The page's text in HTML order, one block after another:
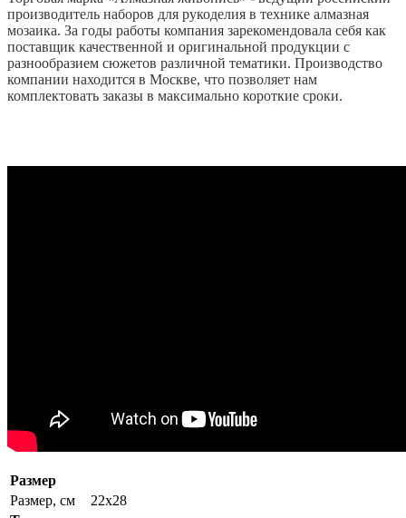
производитель наборов для рукоделия в технике алмазная
мозаика. За годы работы компания зарекомендовала себя как
поставщик качественной и оригинальной продукции с
разнообразием сюжетов различной тематики. Производство
компании находится в Москве, что позволяет нам
комплектовать заказы в максимально короткие сроки.
Размер
Размер, см
22x28